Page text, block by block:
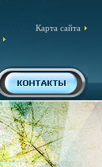
Карта сайта